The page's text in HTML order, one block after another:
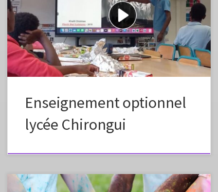
plastiques au lycée de Chirongui, mis en place par Cédric Salin.
Réalisée dans le cadre de l’ouverture de cet enseignement, elle illustre
la manière dont le cours s’appuie sur un maillage étroit entre pratique
artistique, explicitation de la démarche et rencontre […]
Enseignement optionnel
lycée Chirongui